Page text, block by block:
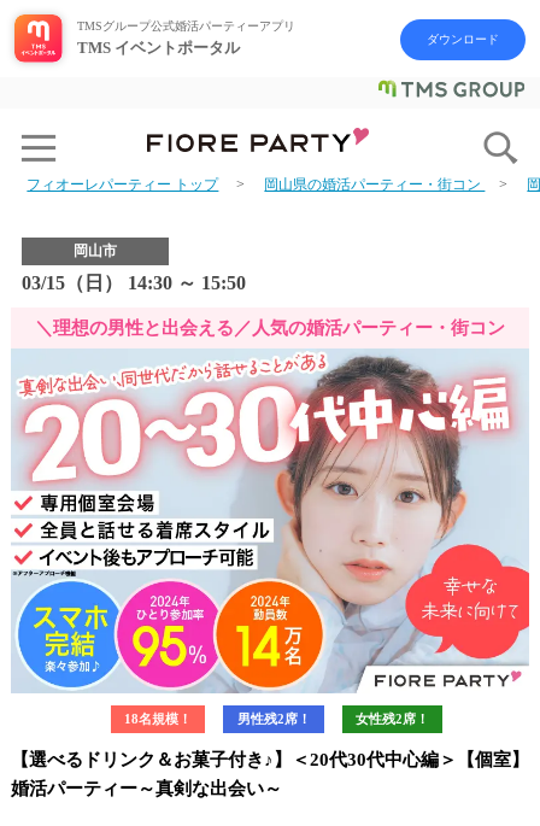
TMSグループ公式婚活パーティーアプリ
TMS イベントポータル ダウンロード
フィオーレパーティー トップ 岡山県の婚活パーティー・街コン
岡山市
03/15（日） 14:30 ～ 15:50
＼理想の男性と出会える／人気の婚活パーティー・街コン
18名規模！ 男性残2席！ 女性残2席！
【選べるドリンク＆お菓子付き♪】＜20代30代中心編＞【個室】
婚活パーティー～真剣な出会い～